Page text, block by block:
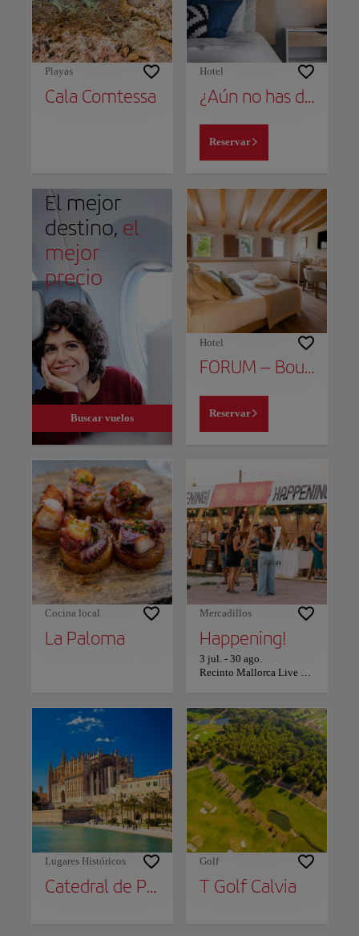
Playas
Cala Comtessa
Hotel
¿Aún no has decidido dónde alojarte?
Reservar
El mejor
destino, el
mejor
precio
Buscar vuelos
Hotel
FORUM – Boutique Hotel & Spa
Reservar
Cocina local
La Paloma
Mercadillos
Happening!
3 jul. - 30 ago.
Lugares Históricos
Catedral de Palma
Golf
T Golf Calvia